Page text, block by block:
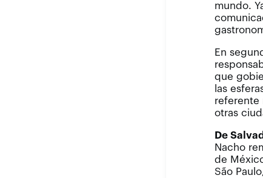
mundo.
En
que
las
referente
otras
De
Nacho
de
São